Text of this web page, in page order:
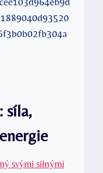
síla,
svými silnými